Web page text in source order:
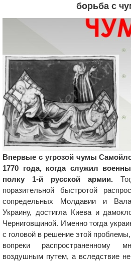
борьба с
Впервые с угрозой чумы
1770 года, когда служил
полку 1-й русской армии.
поразительной быстротой
сопредельных Молдавии и
Украину, достигла Киева и
Черниговщиной. Именно тогда
с головой в решение этой
вопреки распространенному
воздушным путем, а вследствие